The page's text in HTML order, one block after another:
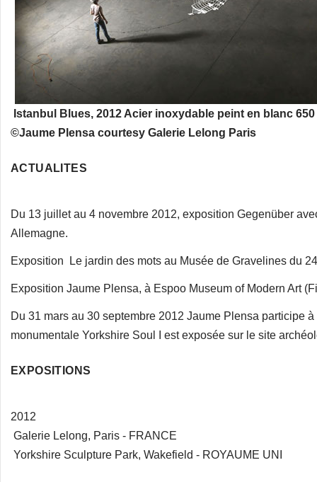
Istanbul Blues, 2012 Acier inoxydable peint en blanc
©Jaume Plensa courtesy Galerie Lelong Paris
ACTUALITES
Du 13 juillet au 4 novembre 2012, exposition Gegenüber
Allemagne.
Exposition Le jardin des mots au Musée de Gravelines du
Exposition Jaume Plensa, à Espoo Museum of Modern Art
Du 31 mars au 30 septembre 2012 Jaume Plensa participe
monumentale Yorkshire Soul I est exposée sur le site
EXPOSITIONS
2012
Galerie Lelong, Paris - FRANCE
Yorkshire Sculpture Park, Wakefield - ROYAUME UNI